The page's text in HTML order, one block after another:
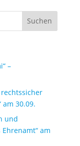
–
am 30.09.
und
am